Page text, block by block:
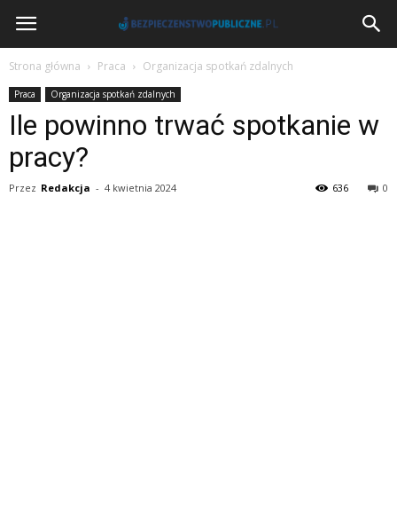
BezpieczenstwoPubliczne.pl
Strona główna Praca Organizacja spotkań zdalnych
Praca Organizacja spotkań zdalnych
Ile powinno trwać spotkanie w
pracy?
Przez Redakcja - 4 kwietnia 2024 0
636